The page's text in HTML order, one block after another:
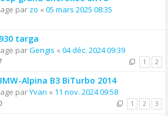
par zo « 05 mars 2025 08:35
targa
parGengis « 04 déc. 2024 09:39
1 2
Alpina B3 BiTurbo 2014
parYvan « 11 nov. 2024 09:58
1 2 3